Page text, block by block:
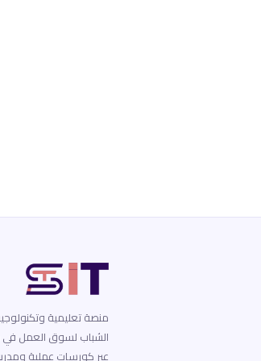
منصة تعليمية
الشباب لسوق العمل في
عبر كورسات عملية